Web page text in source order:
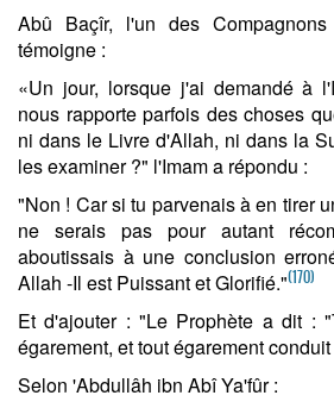
Abû Baçîr, l'un des
témoigne :
«Un jour, lorsque j'ai demandé à
nous rapporte parfois des choses
ni dans le Livre d'Allah, ni dans la
les examiner ?" l'Imam a répondu :
"Non ! Car si tu parvenais à en tirer
ne serais pas pour autant
aboutissais à une conclusion
Allah -Il est Puissant et Glorifié."(170)
Et d'ajouter : "Le Prophète a dit :
égarement, et tout égarement
Selon 'Abdullâh ibn Abî Ya'fûr :